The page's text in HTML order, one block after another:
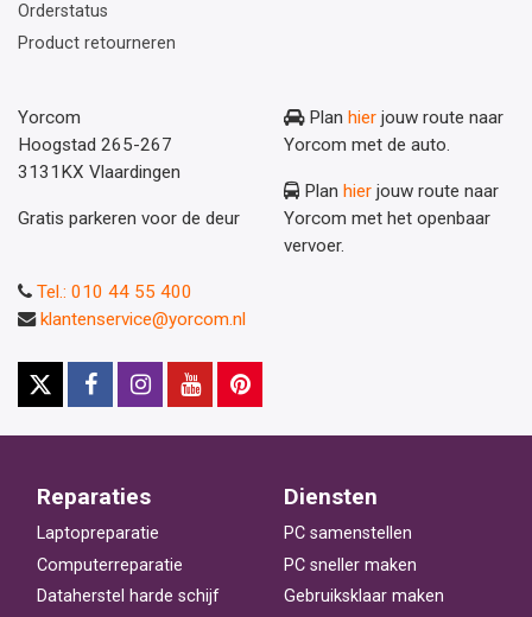
Orderstatus
Product retourneren
Yorcom
Hoogstad 265-267
3131KX Vlaardingen
Gratis parkeren voor de deur
Plan hier jouw route naar
Yorcom met de auto.
Plan hier jouw route naar
Yorcom met het openbaar
vervoer.
Tel.: 010 44 55 400
klantenservice@yorcom.nl
Reparaties
Laptopreparatie
Computerreparatie
Dataherstel harde schijf
Diensten
PC samenstellen
PC sneller maken
Gebruiksklaar maken